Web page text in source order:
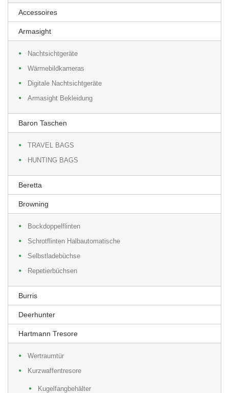
Accessoires
Armasight
Nachtsichtgeräte
Wärmebildkameras
Digitale Nachtsichtgeräte
Armasight Bekleidung
Baron Taschen
TRAVEL BAGS
HUNTING BAGS
Beretta
Browning
Bockdoppelflinten
Schrotflinten Halbautomatische
Selbstladebüchse
Repetierbüchsen
Burris
Deerhunter
Hartmann Tresore
Wertraumtür
Kurzwaffentresore
Kugelfangbehälter